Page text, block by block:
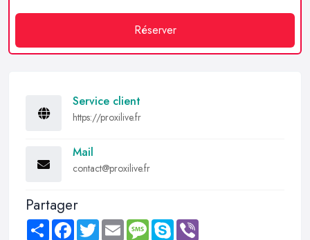
Réserver
Service client
https://proxilive.fr
Mail
contact@proxilive.fr
Partager
Share FacebookTwitter Email MessageSkype